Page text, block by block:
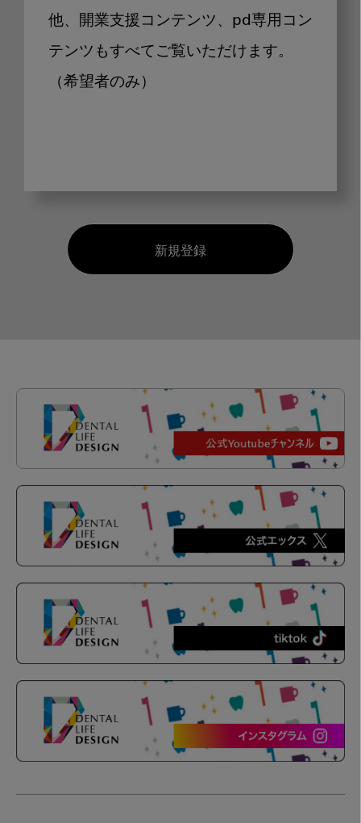
他、開業支援コンテンツ、pd専用コン
テンツもすべてご覧いただけます。
（希望者のみ）
新規登録